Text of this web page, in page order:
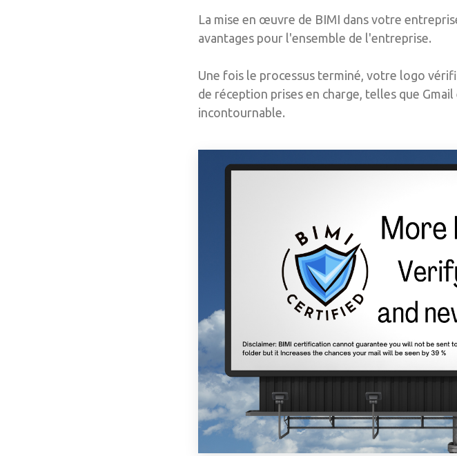
La mise en œuvre de BIMI dans votre
avantages pour l'ensemble de l'entreprise.
Une fois le processus terminé, votre logo
de réception prises en charge, telles que
incontournable.